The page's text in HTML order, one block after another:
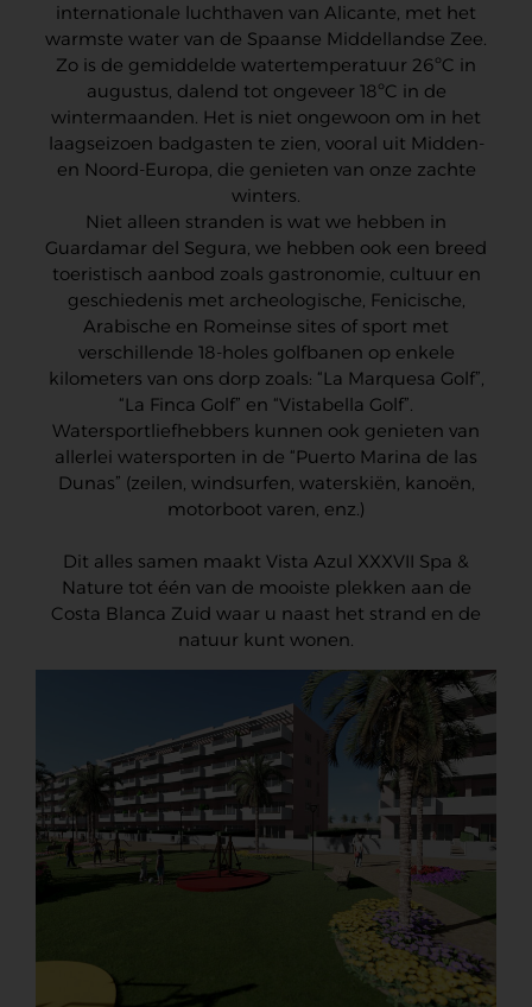
internationale luchthaven van Alicante, met het
warmste water van de Spaanse Middellandse Zee.
Zo is de gemiddelde watertemperatuur 26ºC in
augustus, dalend tot ongeveer 18ºC in de
wintermaanden. Het is niet ongewoon om in het
laagseizoen badgasten te zien, vooral uit Midden-
en Noord-Europa, die genieten van onze zachte
winters.
Niet alleen stranden is wat we hebben in
Guardamar del Segura, we hebben ook een breed
toeristisch aanbod zoals gastronomie, cultuur en
geschiedenis met archeologische, Fenicische,
Arabische en Romeinse sites of sport met
verschillende 18-holes golfbanen op enkele
kilometers van ons dorp zoals: “La Marquesa Golf”,
“La Finca Golf” en “Vistabella Golf”.
Watersportliefhebbers kunnen ook genieten van
allerlei watersporten in de “Puerto Marina de las
Dunas” (zeilen, windsurfen, waterskiën, kanoën,
motorboot varen, enz.)
Dit alles samen maakt Vista Azul XXXVII Spa &
Nature tot één van de mooiste plekken aan de
Costa Blanca Zuid waar u naast het strand en de
natuur kunt wonen.